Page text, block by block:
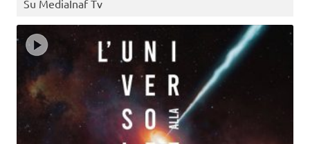
Su MediaInaf Tv